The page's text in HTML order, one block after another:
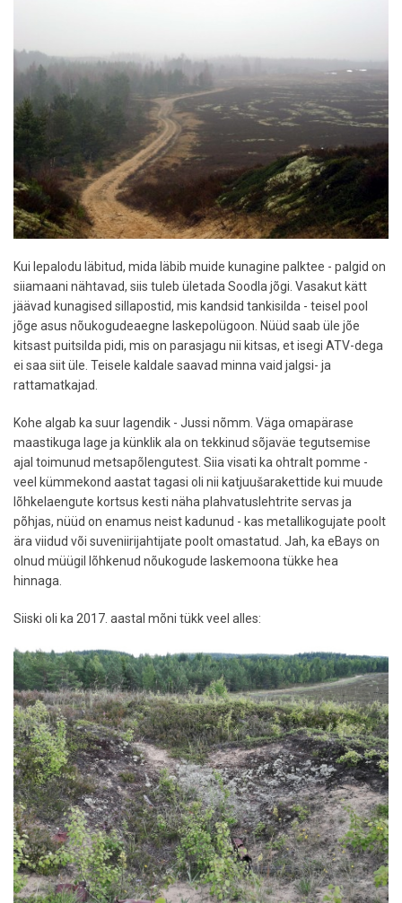
Kui lepalodu läbitud, mida läbib muide kunagine palktee - palgid on
siiamaani nähtavad, siis tuleb ületada Soodla jõgi. Vasakut kätt
jäävad kunagised sillapostid, mis kandsid tankisilda - teisel pool
jõge asus nõukogudeaegne laskepolügoon. Nüüd saab üle jõe
kitsast puitsilda pidi, mis on parasjagu nii kitsas, et isegi ATV-dega
ei saa siit üle. Teisele kaldale saavad minna vaid jalgsi- ja
rattamatkajad.
Kohe algab ka suur lagendik - Jussi nõmm. Väga omapärase
maastikuga lage ja künklik ala on tekkinud sõjaväe tegutsemise
ajal toimunud metsapõlengutest. Siia visati ka ohtralt pomme -
veel kümmekond aastat tagasi oli nii katjuušarakettide kui muude
lõhkelaengute kortsus kesti näha plahvatuslehtrite servas ja
põhjas, nüüd on enamus neist kadunud - kas metallikogujate poolt
ära viidud või suveniirijahtijate poolt omastatud. Jah, ka eBays on
olnud müügil lõhkenud nõukogude laskemoona tükke hea
hinnaga.
Siiski oli ka 2017. aastal mõni tükk veel alles: